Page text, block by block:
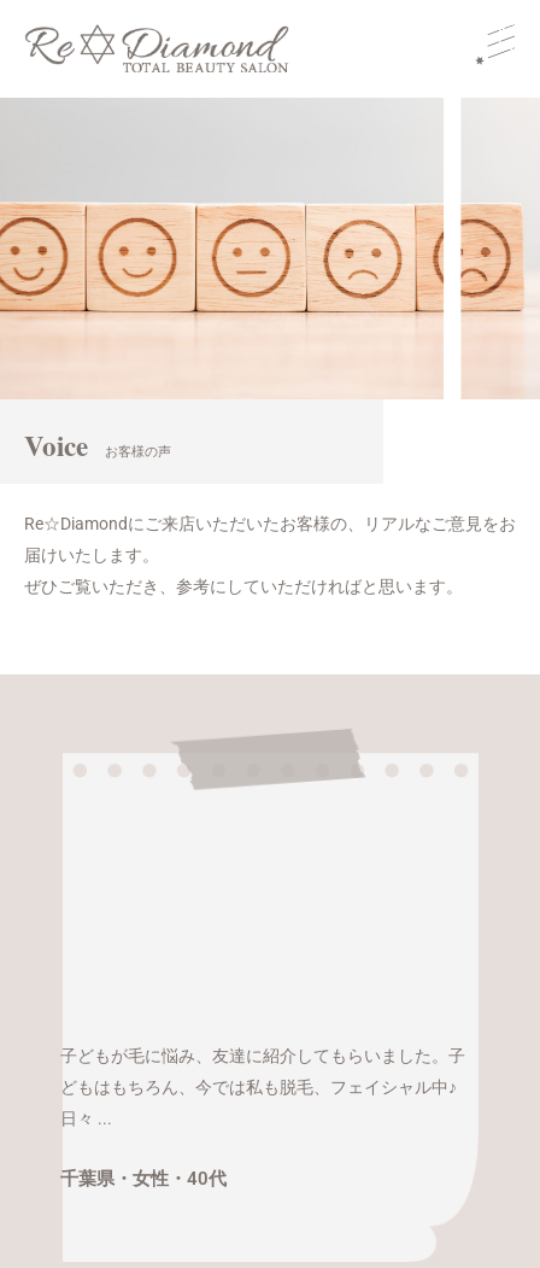
Voice お客様の声
Re☆Diamondにご来店いただいたお客様の、リアルなご意見をお
届けいたします。
ぜひご覧いただき、参考にしていただければと思います。
子どもが毛に悩み、友達に紹介してもらいました。子
どもはもちろん、今では私も脱毛、フェイシャル中♪
日々 ...
千葉県・ 女性・ 40代